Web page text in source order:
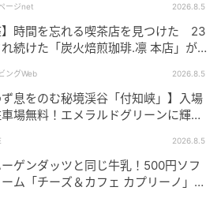
の盛り合わせ、MIXナッツ、ワ
す。
ージnet 2026.8.5
】時間を忘れる喫茶店を見つけた 23
続けた「炭火焙煎珈琲.凛 本店」がも
ングWeb 2026.8.5
ず息をのむ秘境渓谷「付知峡」】入場
場無料！エメラルドグリーンに輝く
2026.8.5
ゲンダッツと同じ牛乳！500円ソフ
ーム「チーズ＆カフェ カプリーノ」